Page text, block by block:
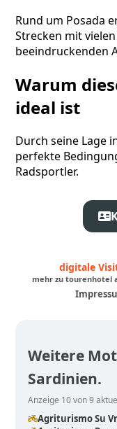
Rund um Posada
Strecken mit
beeindruckenden
Warum
ideal ist
Durch seine Lage
perfekte
Radsportler.
digitale
mehr zu tourenhotel
Weitere
Sardinien.
Anzeige 10 von 9
Agriturismo Su